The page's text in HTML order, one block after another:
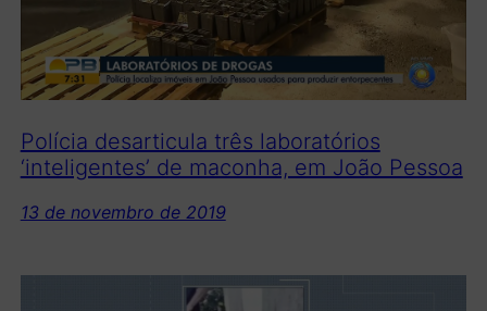
Polícia desarticula três laboratórios
‘inteligentes’ de maconha, em João Pessoa
13 de novembro de 2019